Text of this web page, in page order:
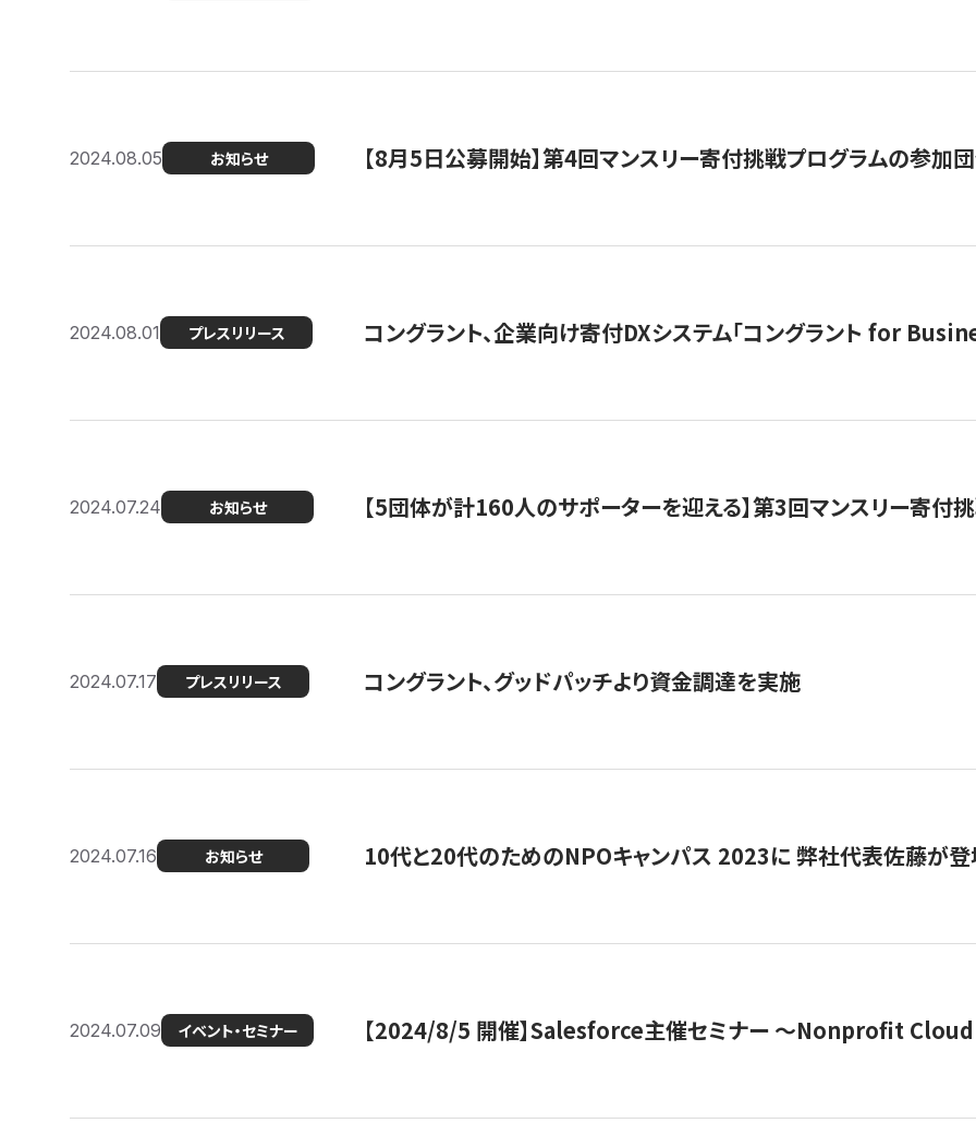
2024.08.05 お知らせ 【8月5日公募開始】第4回マンスリー寄付挑戦プログラムの参加
2024.08.01 プレスリリース コングラント、企業向け寄付DXシステム「コングラント for
2024.07.24 お知らせ 【5団体が計160人のサポーターを迎える】​​第3回マンスリー寄付
2024.07.17 プレスリリース コングラント、グッドパッチより資金調達を実施
2024.07.16 お知らせ 10代と20代のためのNPOキャンパス 2023に 弊社代表佐藤が
2024.07.09 イベント・セミナー 【2024/8/5 開催】Salesforce主催セミナー 〜Nonprofit